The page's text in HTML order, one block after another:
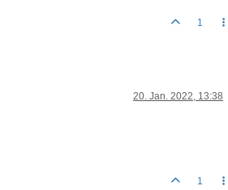
1
20. Jan. 2022, 13:38
1